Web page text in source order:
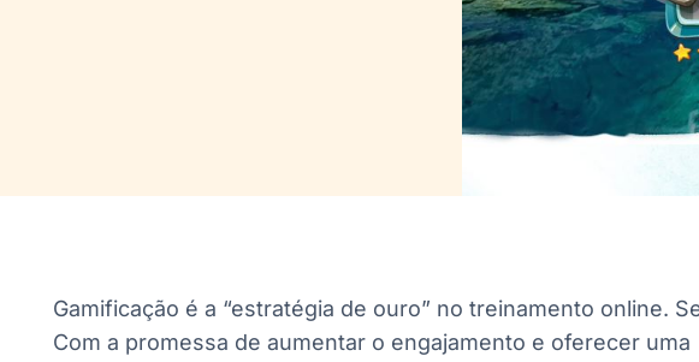
Gamificação é a “estratégia de ouro” no treinamento online.
Com a promessa de aumentar o engajamento e oferecer uma